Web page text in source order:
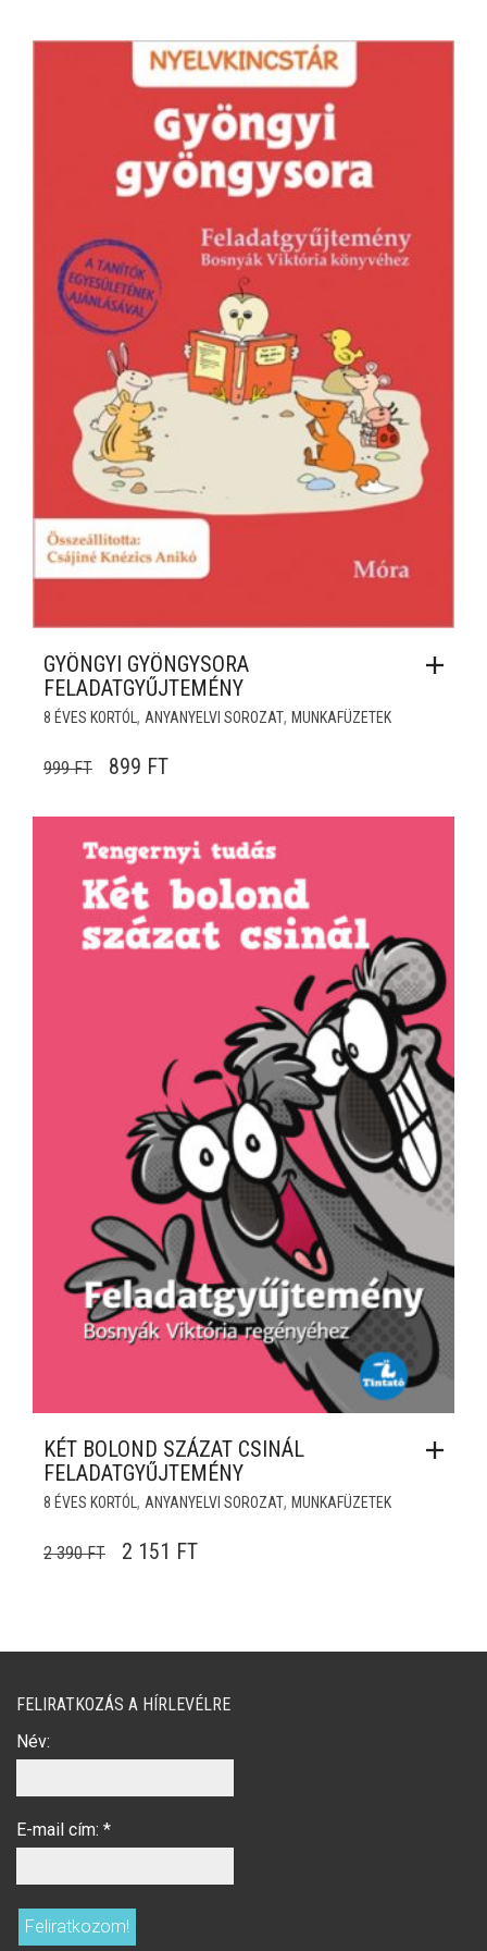
GYÖNGYI GYÖNGYSORA
FELADATGYŰJTEMÉNY
8 ÉVES KORTÓL , ANYANYELVI SOROZAT, MUNKAFÜZETEK
999FT ORIGINAL PRICE WAS: 999 FT.
899 FTCURRENT PRICE IS: 899 FT.
KÉT BOLOND SZÁZAT CSINÁL
FELADATGYŰJTEMÉNY
8 ÉVES KORTÓL , ANYANYELVI SOROZAT, MUNKAFÜZETEK
2 390FT ORIGINAL PRICE WAS: 2 390 FT.
2 151 FTCURRENT PRICE IS: 2 151 FT.
FELIRATKOZÁS A HÍRLEVÉLRE
Név:
E-mail cím: *